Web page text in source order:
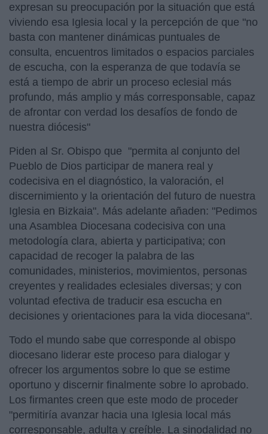
expresan su preocupación por la situación que está
viviendo esa Iglesia local y la percepción de que "no
basta con mantener dinámicas puntuales de
consulta, encuentros limitados o espacios parciales
de escucha, con la esperanza de que todavía se
está a tiempo de abrir un proceso eclesial más
profundo, más amplio y más corresponsable, capaz
de afrontar con verdad los desafíos de fondo de
nuestra diócesis"
Piden al Sr. Obispo que "permita al conjunto del
Pueblo de Dios participar de manera real y
codecisiva en el diagnóstico, la valoración, el
discernimiento y la orientación del futuro de nuestra
Iglesia en Bizkaia". Más adelante añaden: "Pedimos
una Asamblea Diocesana codecisiva con una
metodología clara, abierta y participativa; con
capacidad de recoger la palabra de las
comunidades, ministerios, movimientos, personas
creyentes y realidades eclesiales diversas; y con
voluntad efectiva de traducir esa escucha en
decisiones y orientaciones para la vida diocesana".
Todo el mundo sabe que corresponde al obispo
diocesano liderar este proceso para dialogar y
ofrecer los argumentos sobre lo que se estime
oportuno y discernir finalmente sobre lo aprobado.
Los firmantes creen que este modo de proceder
"permitiría avanzar hacia una Iglesia local más
corresponsable, adulta y creíble. La sinodalidad no